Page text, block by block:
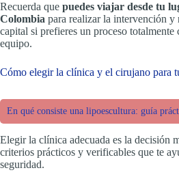
Recuerda que puedes viajar desde tu
Colombia para realizar la intervención y
capital si prefieres un proceso
equipo.
Cómo elegir la clínica y el cirujano para
En qué consiste una lipoescultura: guía
Elegir la clínica adecuada es la decisión
criterios prácticos y verificables que te
seguridad.